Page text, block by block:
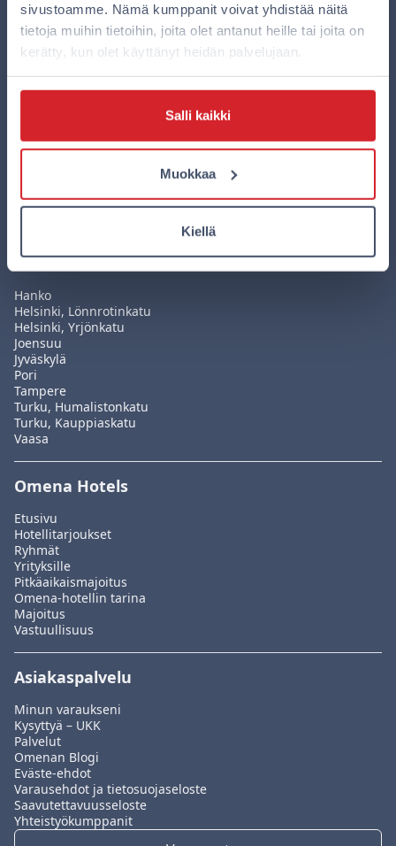
sivustoamme. Nämä kumppanit voivat yhdistää näitä
tietoja muihin tietoihin, joita olet antanut heille tai joita on
kerätty, kun olet käyttänyt heidän palvelujaan.
Salli kaikki
Muokkaa
Kiellä
Lataa Omenan uusi mobiilisovellus
Sovelluksella teet varauksesi edullisemmin kuin
missään muualla ja hallitset kaikkia varauksiasi
helposti yhdessä paikassa. Lataa sovellus nyt!
Hotellit
Hanko
Helsinki, Lönnrotinkatu
Helsinki, Yrjönkatu
Joensuu
Jyväskylä
Pori
Tampere
Turku, Humalistonkatu
Turku, Kauppiaskatu
Vaasa
Omena Hotels
Etusivu
Hotellitarjoukset
Ryhmät
Yrityksille
Pitkäaikaismajoitus
Omena-hotellin tarina
Majoitus
Vastuullisuus
Asiakaspalvelu
Minun varaukseni
Kysyttyä – UKK
Palvelut
Omenan Blogi
Eväste-ehdot
Varausehdot ja tietosuojaseloste
Saavutettavuusseloste
Yhteistyökumppanit